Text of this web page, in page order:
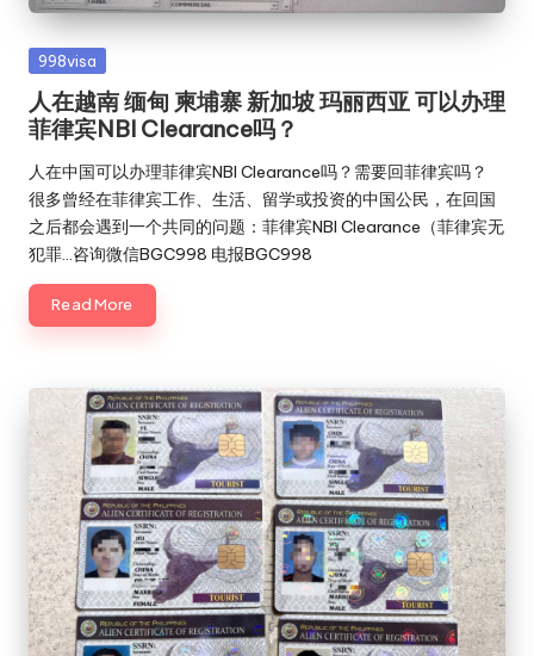
Posted
998visa
人在越南 缅甸 柬埔寨 新加坡 玛丽西亚 可以办理
菲律宾NBI Clearance吗？
人在中国可以办理菲律宾NBI Clearance吗？需要回菲律宾吗？
很多曾经在菲律宾工作、生活、留学或投资的中国公民，在回国
之后都会遇到一个共同的问题：菲律宾NBI Clearance（菲律宾无
犯罪…咨询微信BGC998 电报BGC998
Read More